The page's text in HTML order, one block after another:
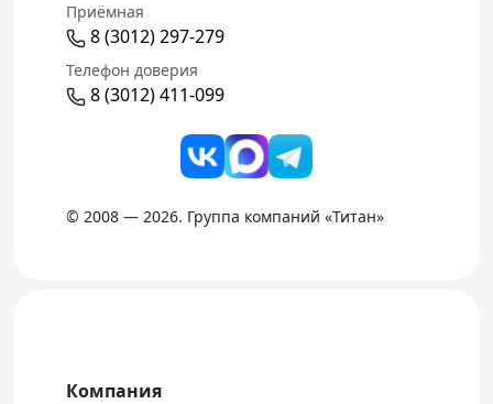
Приёмная
8 (3012) 297-279
Телефон доверия
8 (3012) 411-099
© 2008 — 2026. Группа компаний «Титан»
Компания